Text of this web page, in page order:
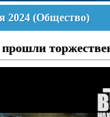
2024 (Общество)